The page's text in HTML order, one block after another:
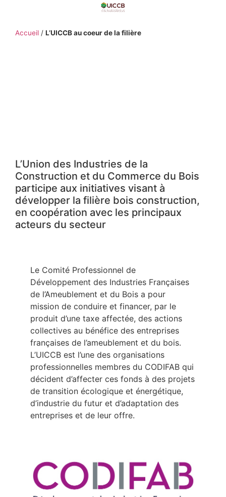
Accueil / L’UICCB au coeur de la filière
L’Union des Industries de la
Construction et du Commerce du Bois
participe aux initiatives visant à
développer la filière bois construction,
en coopération avec les principaux
acteurs du secteur
Le Comité Professionnel de
Développement des Industries Françaises
de l’Ameublement et du Bois a pour
mission de conduire et financer, par le
produit d’une taxe affectée, des actions
collectives au bénéfice des entreprises
françaises de l’ameublement et du bois.
L’UICCB est l’une des organisations
professionnelles membres du CODIFAB qui
décident d’affecter ces fonds à des projets
de transition écologique et énergétique,
d’industrie du futur et d’adaptation des
entreprises et de leur offre.